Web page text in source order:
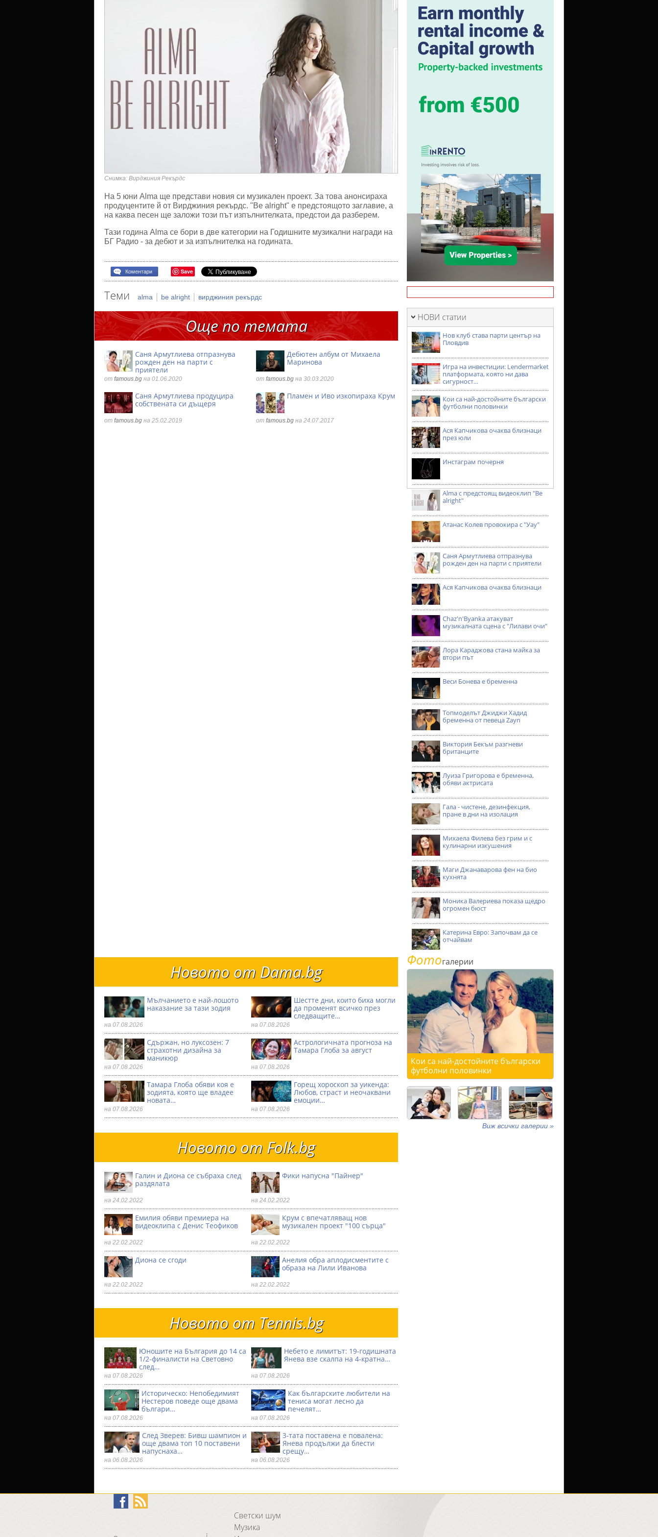
Снимка: Вирджиния Рекърдс
На 5 юни Alma ще представи новия си музикален проект. За това анонсираха
продуцентите й от Вирджиния рекърдс. "Be alright" е предстоящото заглавие, а
на каква песен ще заложи този път изпълнителката, предстои да разберем.
Тази година Alma се бори в две категории на Годишните музикални награди на
БГ Радио - за дебют и за изпълнителка на годината.
Коментари Save
Теми alma | be alright | вирджиния рекърдс
Още по темата
Саня Армутлиева отпразнува
рожден ден на парти с
приятели
от famous.bg на 01.06.2020
Дебютен албум от Михаела
Маринова
от famous.bg на 30.03.2020
Саня Армутлиева продуцира
собствената си дъщеря
от famous.bg на 25.02.2019
Пламен и Иво изкопираха Крум
от famous.bg на 24.07.2017
Новото от Dama.bg
Мълчанието е най-лошото
наказание за тази зодия
на 07.08.2026
Шестте дни, които биха могли
да променят всичко през
следващите…
на 07.08.2026
Сдържан, но луксозен: 7
страхотни дизайна за
маникюр
на 07.08.2026
Астрологичната прогноза на
Тамара Глоба за август
на 07.08.2026
Тамара Глоба обяви коя е
зодията, която ще владее
новата…
на 07.08.2026
Горещ хороскоп за уикенда:
Любов, страст и неочаквани
емоции…
на 07.08.2026
Новото от Folk.bg
Галин и Диона се събраха след
раздялата
на 24.02.2022
Фики напусна "Пайнер"
на 24.02.2022
Емилия обяви премиера на
видеоклипа с Денис Теофиков
на 22.02.2022
Крум с впечатляващ нов
музикален проект "100 сърца"
на 22.02.2022
Диона се сгоди
на 22.02.2022
Анелия обра аплодисментите с
образа на Лили Иванова
на 22.02.2022
Новото от Тennis.bg
Юношите на България до 14 са
1/2-финалисти на Световно
след…
на 07.08.2026
Небето е лимитът: 19-годишната
Янева взe скалпа на 4-кратна…
на 07.08.2026
Историческо: Непобедимият
Нестеров поведе още двама
българи…
на 07.08.2026
Как българските любители на
тениса могат лесно да
печелят…
на 07.08.2026
След Зверев: Бивш шампион и
още двама топ 10 поставени
напуснаха…
на 06.08.2026
3-тата поставена е повалена:
Янева продължи да блести
срещу…
на 06.08.2026
НОВИ статии
Нов клуб става парти център на
Пловдив
Игра на инвестиции: Lendermarket
платформата, която ни дава
сигурност…
Кои са най-достойните български
футболни половинки
Ася Капчикова очаква близнаци
през юли
Инстаграм почерня
Alma с предстоящ видеоклип "Be
alright"
Атанас Колев провокира с "Уау"
Саня Армутлиева отпразнува
рожден ден на парти с приятели
Ася Капчикова очаква близнаци
Chaz'n'Byanka атакуват
музикалната сцена с "Лилави очи"
Лора Караджова стана майка за
втори път
Веси Бонева е бременна
Топмоделът Джиджи Хадид
бременна от певеца Zayn
Виктория Бекъм разгневи
британците
Луиза Григорова е бременна,
обяви актрисата
Гала - чистене, дезинфекция,
пране в дни на изолация
Михаела Филева без грим и с
кулинарни изкушения
Маги Джанаварова фен на био
кухнята
Моника Валериева показа щедро
огромен бюст
Катерина Евро: Започвам да се
отчайвам
Фотогалерии
Кои са най-достойните български
футболни половинки
Виж всички галерии »
Светски шум
Музика